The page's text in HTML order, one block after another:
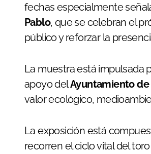
fechas especialmente
Pablo, que se celebran el
público y reforzar la
La muestra está impulsada
apoyo delAyuntamiento
valor ecológico,
La exposición está
recorren el ciclo vital del